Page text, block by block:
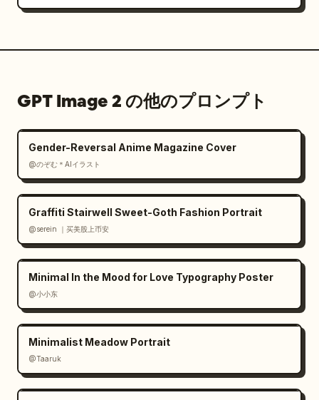
GPT Image 2 の他のプロンプト
Gender-Reversal Anime Magazine Cover
@のぞむ＊AIイラスト
Graffiti Stairwell Sweet-Goth Fashion Portrait
@serein ｜买美股上币安
Minimal In the Mood for Love Typography Poster
@小小东
Minimalist Meadow Portrait
@Taaruk